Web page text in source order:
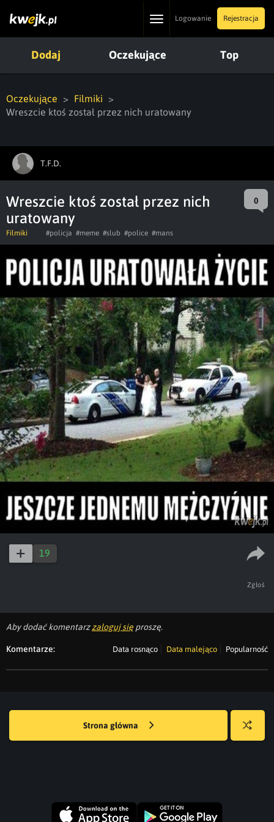
ToggleLogowanie Rejestracja
Dodaj Oczekujące Top
Oczekujące
Filmiki
Wreszcie ktoś został przez nich uratowany
T.F.D.
Wreszcie ktoś został przez nich
uratowany
0
Filmiki #policja #meme #slub #police #mans
19
Zgłoś
Aby dodać komentarzzaloguj się proszę.
Komentarze: Data rosnąco Data malejąco Popularność
Strona główna